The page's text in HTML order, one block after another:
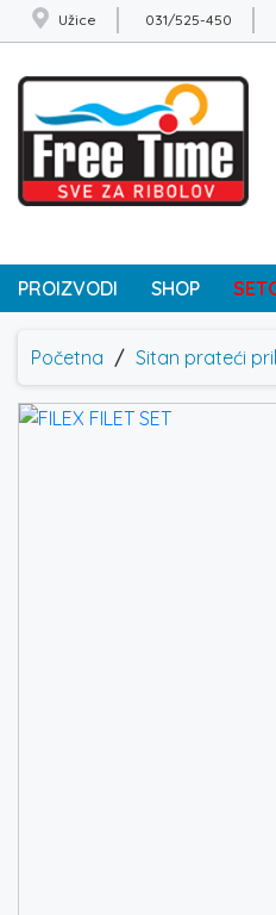
Užice 031/525-450
PROIZVODI SHOP
Početna / Sitan prateći